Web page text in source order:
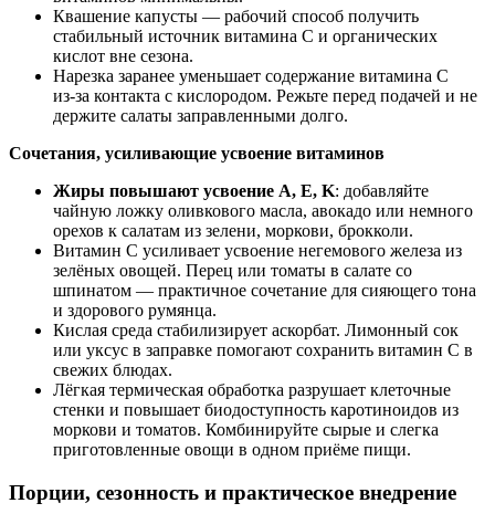
Квашение капусты — рабочий способ получить
стабильный источник витамина С и органических
кислот вне сезона.
Нарезка заранее уменьшает содержание витамина С
из‑за контакта с кислородом. Режьте перед подачей и не
держите салаты заправленными долго.
Сочетания, усиливающие усвоение витаминов
Жиры повышают усвоение A, E, K: добавляйте
чайную ложку оливкового масла, авокадо или немного
орехов к салатам из зелени, моркови, брокколи.
Витамин С усиливает усвоение негемового железа из
зелёных овощей. Перец или томаты в салате со
шпинатом — практичное сочетание для сияющего тона
и здорового румянца.
Кислая среда стабилизирует аскорбат. Лимонный сок
или уксус в заправке помогают сохранить витамин С в
свежих блюдах.
Лёгкая термическая обработка разрушает клеточные
стенки и повышает биодоступность каротиноидов из
моркови и томатов. Комбинируйте сырые и слегка
приготовленные овощи в одном приёме пищи.
Порции, сезонность и практическое внедрение